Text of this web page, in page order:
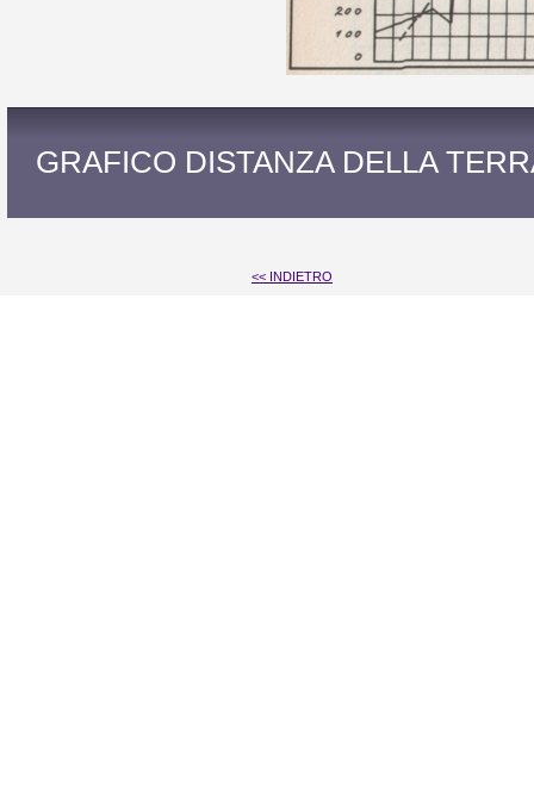
GRAFICO DISTANZA DELLA
<< INDIETRO